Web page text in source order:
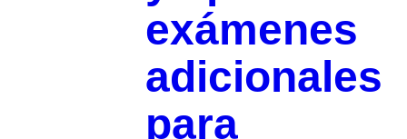
exámenes
adicionales
para